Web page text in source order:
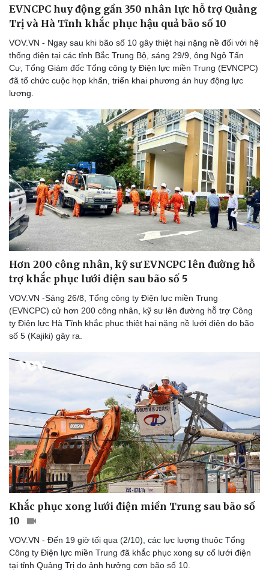
Sức khỏe
Dinh dưỡng - món ngon
Cây thuốc
Sản phụ khoa
Nhi khoa
Nam khoa
Làm đẹp - giảm cân
Phòng mạch online
Ăn sạch sống khỏe
Nhà đẹp
Blog
Tình yêu - Gia đình
EVNCPC huy động gần 350 nhân lực hỗ trợ Quảng
Trị và Hà Tĩnh khắc phục hậu quả bão số 10
VOV.VN - Ngay sau khi bão số 10 gây thiệt hại nặng nề đối với hệ
thống điện tại các tỉnh Bắc Trung Bộ, sáng 29/9, ông Ngô Tấn
Cư, Tổng Giám đốc Tổng công ty Điện lực miền Trung (EVNCPC)
đã tổ chức cuộc họp khẩn, triển khai phương án huy động lực
lượng.
Hơn 200 công nhân, kỹ sư EVNCPC lên đường hỗ
trợ khắc phục lưới điện sau bão số 5
VOV.VN -Sáng 26/8, Tổng công ty Điện lực miền Trung
(EVNCPC) cử hơn 200 công nhân, kỹ sư lên đường hỗ trợ Công
ty Điện lực Hà Tĩnh khắc phục thiệt hại nặng nề lưới điện do bão
số 5 (Kajiki) gây ra.
Khắc phục xong lưới điện miền Trung sau bão số
10
VOV.VN - Đến 19 giờ tối qua (2/10), các lực lượng thuộc Tổng
Công ty Điện lực miền Trung đã khắc phục xong sự cố lưới điện
tại tỉnh Quảng Trị do ảnh hưởng cơn bão số 10.